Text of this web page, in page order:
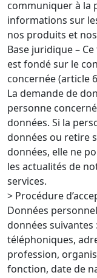
communiquer à la
informations sur
nos produits et
Base juridique –
est fondé sur le
concernée (article
La demande de
personne
données. Si la
données ou retire
données, elle ne
les actualités de
services.
> Procédure
Données
données
téléphoniques,
profession,
fonction, date de